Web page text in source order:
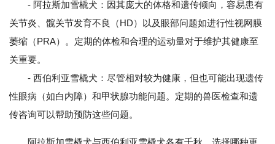
- 阿拉斯加雪橇犬：因其庞大的体格和遗传倾向，容易患有
关节炎、髋关节发育不良（HD）以及眼部问题如进行性视网膜
萎缩（PRA）。定期的体检和合理的运动量对于维护其健康至
关重要。
- 西伯利亚雪橇犬：尽管相对较为健康，但也可能出现遗传
性眼病（如白内障）和甲状腺功能问题。定期的兽医检查和遗
传咨询可以帮助预防这些问题。
阿拉斯加雪橇犬与西伯利亚雪橇犬各有千秋，选择哪种更